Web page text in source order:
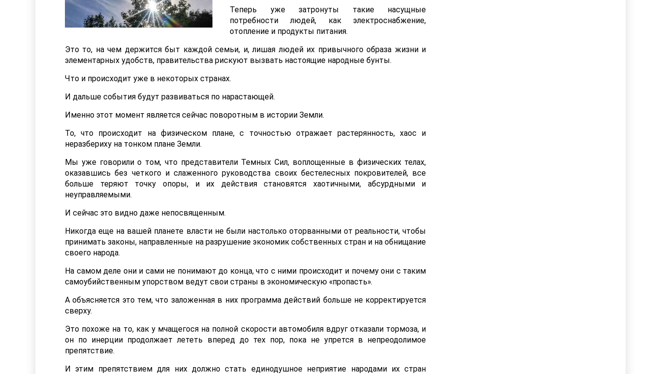
Теперь уже затронуты такие насущные
потребности людей, как электроснабжение,
отопление и продукты питания.
Это то, на чем держится быт каждой семьи, и, лишая людей их привычного образа жизни и
элементарных удобств, правительства рискуют вызвать настоящие народные бунты.
Что и происходит уже в некоторых странах.
И дальше события будут развиваться по нарастающей.
Именно этот момент является сейчас поворотным в истории Земли.
То, что происходит на физическом плане, с точностью отражает растерянность, хаос и
неразбериху на тонком плане Земли.
Мы уже говорили о том, что представители Темных Сил, воплощенные в физических телах,
оказавшись без четкого и слаженного руководства своих бестелесных покровителей, все
больше теряют точку опоры, и их действия становятся хаотичными, абсурдными и
неуправляемыми.
И сейчас это видно даже непосвященным.
Никогда еще на вашей планете власти не были настолько оторванными от реальности, чтобы
принимать законы, направленные на разрушение экономик собственных стран и на обнищание
своего народа.
На самом деле они и сами не понимают до конца, что с ними происходит и почему они с таким
самоубийственным упорством ведут свои страны в экономическую «пропасть».
А объясняется это тем, что заложенная в них программа действий больше не корректируется
сверху.
Это похоже на то, как у мчащегося на полной скорости автомобиля вдруг отказали тормоза, и
он по инерции продолжает лететь вперед до тех пор, пока не упрется в непреодолимое
препятствие.
И этим препятствием для них должно стать единодушное неприятие народами их стран